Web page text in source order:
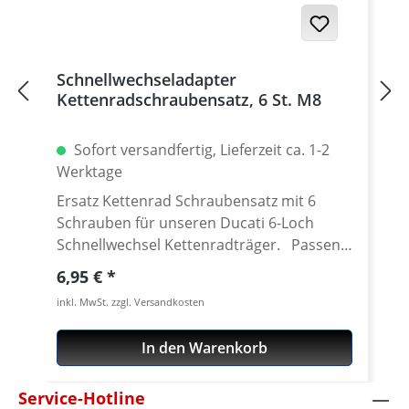
Germany! Den benötigten Kettenrad
Adapter findest Du weiter unten beim
Schnellwechseladapter
Kettenradschraubensatz, 6 St. M8
Sofort versandfertig, Lieferzeit ca. 1-2
Werktage
Ersatz Kettenrad Schraubensatz mit 6
Schrauben für unseren Ducati 6-Loch
Schnellwechsel Kettenradträger. Passend
für alle Kettenräder mit 6 Löchern (große
Achse) und Senkung in der Bohrung des
Schraubenlöcher. Material: Stahl, verzinkt
Inhalt: 6 Schrauben
Regulärer Preis:
6,95 €
inkl. MwSt. zzgl. Versandkosten
In den Warenkorb
Service-Hotline